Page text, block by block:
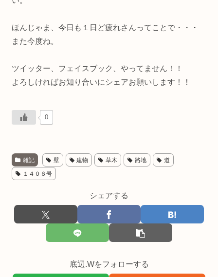
ほんじゃま、今日も１日ど疲れさんってことで・・・
また今度ね。
ツイッター、フェイスブック、やってません！！
よろしければお知り合いにシェアお願いします！！
0
雑記 壁 建物 草木 路地 道
１４０６号
シェアする
底辺.Wをフォローする